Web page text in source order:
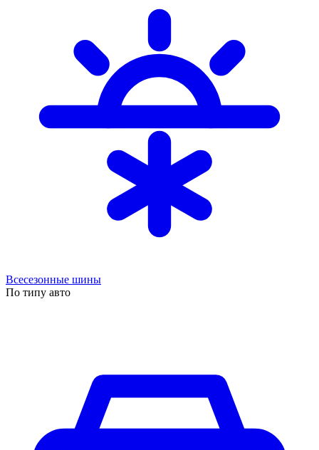
Всесезонные шины
По типу авто